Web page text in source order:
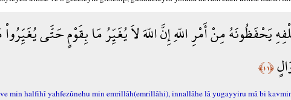
مِنْ أَمْرِ اللّهِ إِنَّ اللّهَ لاَ يُغَيِّرُ مَا بِقَوْمٍ حَتَّى يُغَيِّرُواْ
﴿١١﴾
min halfihî yahfezûnehu min emrillâh(emrillâhi), innallâhe lâ yugayyiru mâ bi